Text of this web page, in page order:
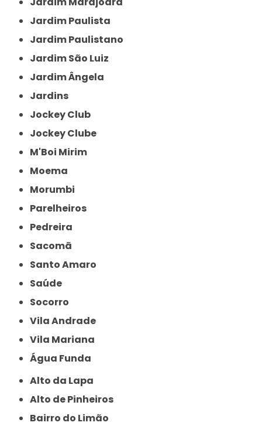
Jardim Paulista
Jardim Paulistano
Jardim São Luiz
Jardim Ângela
Jardins
Jockey Club
Jockey Clube
M'Boi Mirim
Moema
Morumbi
Parelheiros
Pedreira
Sacomã
Santo Amaro
Saúde
Socorro
Vila Andrade
Vila Mariana
Água Funda
Alto da Lapa
Alto de Pinheiros
Bairro do Limão